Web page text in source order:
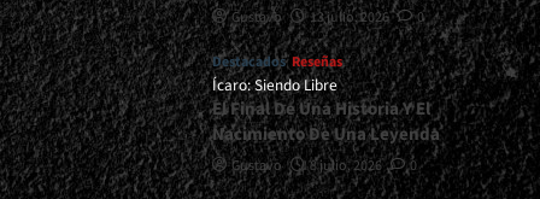
Gustavo 13 julio, 2026 0
Destacados Reseñas
Ícaro: Siendo Libre
El Final De Una Historia Y El
Nacimiento De Una Leyenda
Gustavo 8 julio, 2026 0